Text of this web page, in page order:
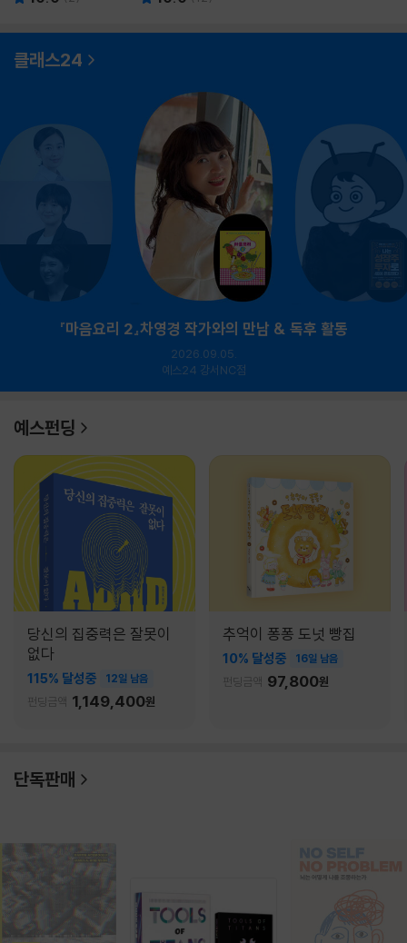
클래스24
『마음요리 2』차영경 작가와의 만남 & 독후 활동
2026.09.05.
예스24 강서NC점
예스펀딩
당신의 집중력은 잘못이
없다
115% 달성중 12일 남음
펀딩금액 1,149,400원
추억이 퐁퐁 도넛 빵집
10% 달성중 16일 남음
펀딩금액 97,800원
단독판매